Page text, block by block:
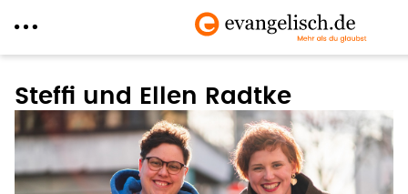
zum
Inhalt
Steffi und Ellen Radtke